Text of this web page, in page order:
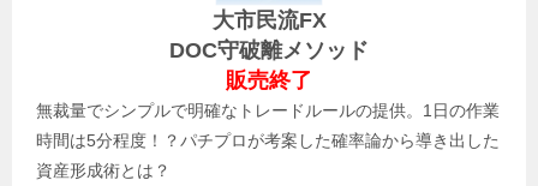
大市民流FX
DOC守破離メソッド
販売終了
無裁量でシンプルで明確なトレードルールの提供。1日の作業
時間は5分程度！？パチプロが考案した確率論から導き出した
資産形成術とは？